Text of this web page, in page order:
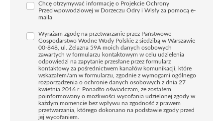
Chcę otrzymywać informację o Projekcie Ochrony
Przeciwpowodziowej w Dorzeczu Odry i Wisły za pomocą e-
maila
Wyrażam zgodę na przetwarzanie przez Państwowe
Gospodarstwo Wodne Wody Polskie z siedzibą w Warszawie
00-848, ul. Żelazna 59A moich danych osobowych
zawartych w formularzu kontaktowym w celu udzielenia
odpowiedzi na zapytanie przesłane przez formularz
kontaktowy za pośrednictwem kanałów komunikacji, które
wskazałem/am w formularzu, zgodnie z wymogami ogólnego
rozporządzenia o ochronie danych osobowych z dnia 27
kwietnia 2016 r. Ponadto oświadczam, że zostałem
poinformowany o możliwości wycofania udzielonej zgody w
każdym momencie bez wpływu na zgodność z prawem
przetwarzania, którego dokonano na podstawie zgody przed
jej wycofaniem.